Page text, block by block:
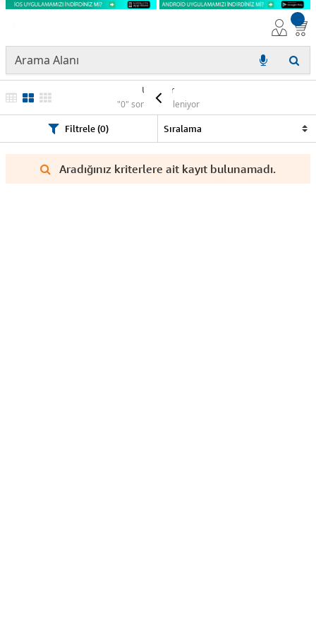
Ürünler
"0" sonuç listeleniyor
Filtrele (0)
Aradığınız kriterlere ait kayıt bulunamadı.